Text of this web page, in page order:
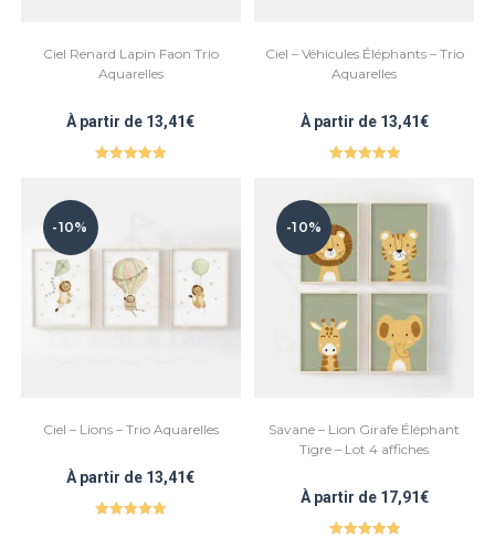
Ciel Renard Lapin Faon Trio
Aquarelles
À partir de 13,41€
Ciel – Véhicules Éléphants – Trio
Aquarelles
À partir de 13,41€
-10%
Ciel – Lions – Trio Aquarelles
À partir de 13,41€
-10%
Savane – Lion Girafe Éléphant
Tigre – Lot 4 affiches
À partir de 17,91€